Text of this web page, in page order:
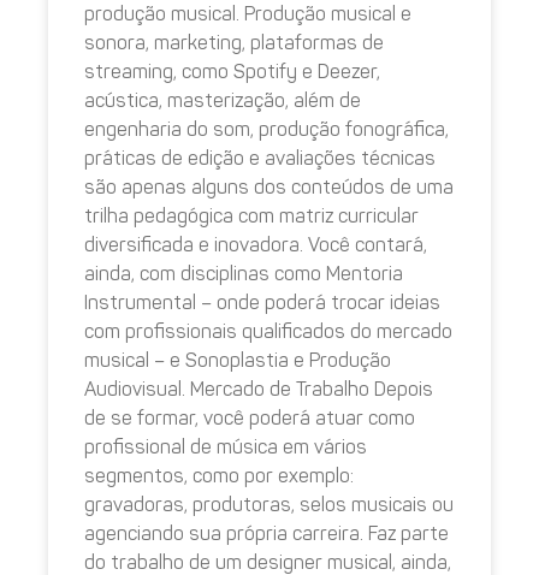
produção musical. Produção musical e
sonora, marketing, plataformas de
streaming, como Spotify e Deezer,
acústica, masterização, além de
engenharia do som, produção fonográfica,
práticas de edição e avaliações técnicas
são apenas alguns dos conteúdos de uma
trilha pedagógica com matriz curricular
diversificada e inovadora. Você contará,
ainda, com disciplinas como Mentoria
Instrumental – onde poderá trocar ideias
com profissionais qualificados do mercado
musical – e Sonoplastia e Produção
Audiovisual. Mercado de Trabalho Depois
de se formar, você poderá atuar como
profissional de música em vários
segmentos, como por exemplo:
gravadoras, produtoras, selos musicais ou
agenciando sua própria carreira. Faz parte
do trabalho de um designer musical, ainda,